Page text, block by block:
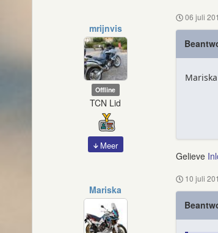
mrijnvis
Offline
TCN Lid
Meer
06 juli
Gelieve
Mariska
10 juli